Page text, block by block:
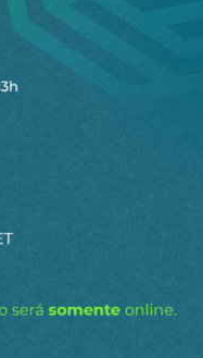
(L’économie
sob todos os
como o
a camisa do
a cultura formada
se de fato sem
e sem edificar um
riquezas naturais,